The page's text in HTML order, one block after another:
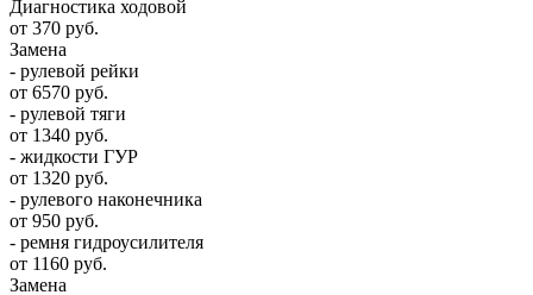
Диагностика ходовой
от 370 руб.
Замена
- рулевой рейки
от 6570 руб.
- рулевой тяги
от 1340 руб.
- жидкости ГУР
от 1320 руб.
- рулевого наконечника
от 950 руб.
- ремня гидроусилителя
от 1160 руб.
Замена